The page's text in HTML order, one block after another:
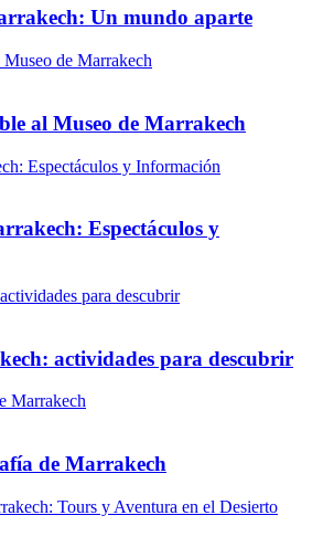
Un mundo aparte
de Marrakech
al Museo de Marrakech
Espectáculos y Información
Espectáculos y
para descubrir
actividades para descubrir
Marrakech
de Marrakech
Tours y Aventura en el Desierto